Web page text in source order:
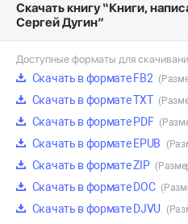
Скачать книгу “Книги,
Сергей Дугин”
Доступные форматы для
Скачать в формате FB2
Скачать в формате TXT
Скачать в формате PDF
Скачать в формате EPUB
Скачать в формате ZIP
Скачать в формате DOC
Скачать в формате DJVU